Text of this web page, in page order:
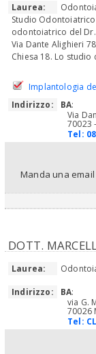
Laurea:
Studio
odontoiatrico del Dr.
Via Dante Alighieri
Chiesa 18. Lo studio
Implantologia
Indirizzo:
BA:
Via
70023
Tel:
Manda una email
DOTT.
Laurea:
Indirizzo:
BA:
via G.
70026
Tel: